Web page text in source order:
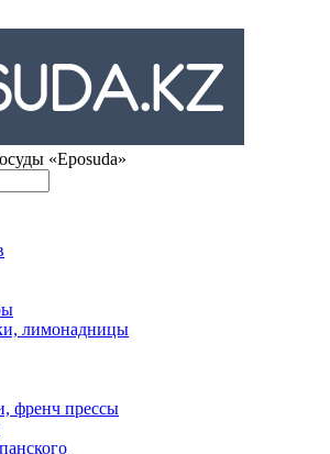
«Eposuda»
лимонадницы
френч прессы